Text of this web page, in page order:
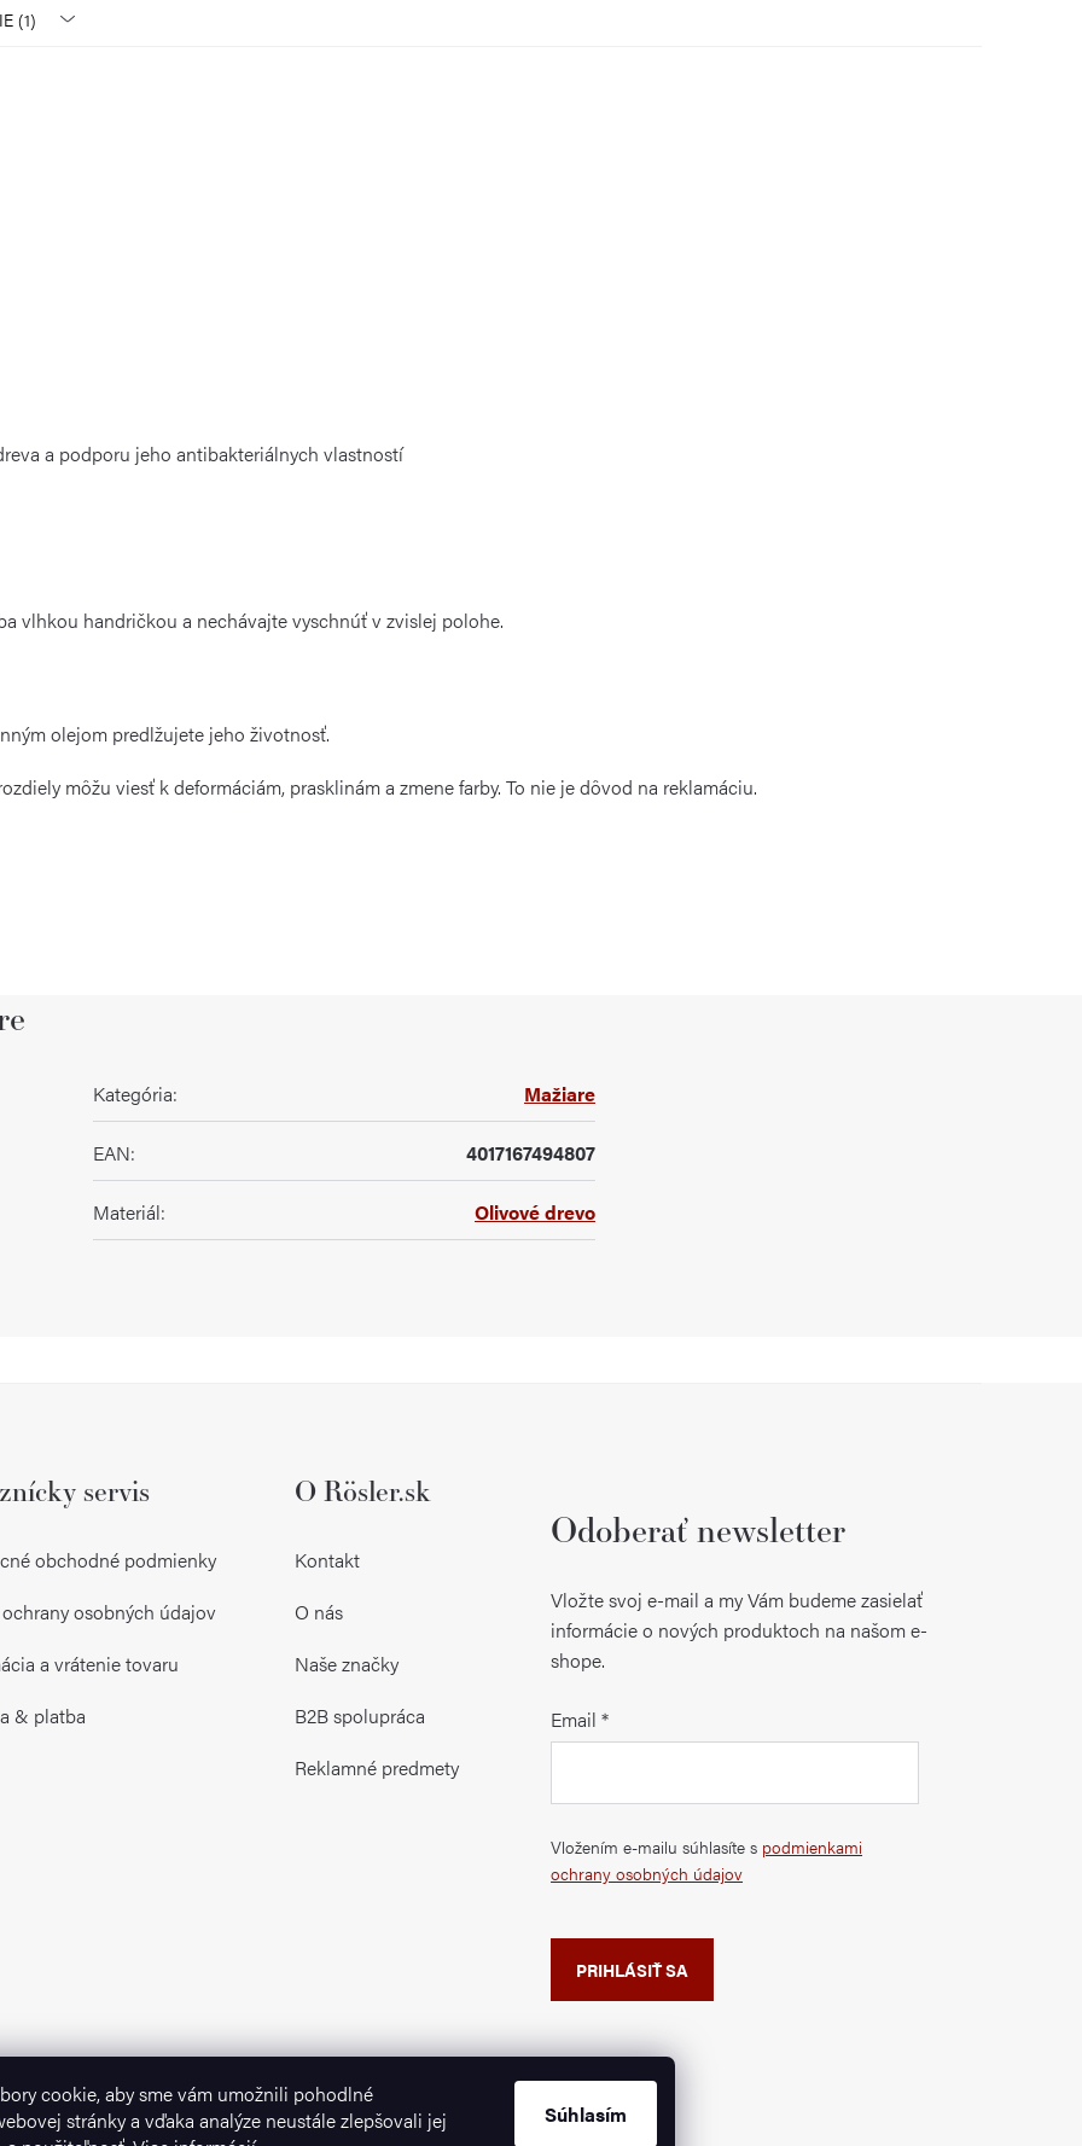
cookie, aby sme vám umožnili pohodlné
stránky a vďaka analýze neustále zlepšovali jej
Súhlasím
(1)
a podporu jeho antibakteriálnych vlastností
vlhkou handričkou a nechávajte vyschnúť v zvislej polohe.
olejom predlžujete jeho životnosť.
môžu viesť k deformáciám, prasklinám a zmene farby. To nie je dôvod na reklamáciu.
Kategória: Mažiare
EAN: 4017167494807
Materiál: Olivové drevo
servis
obchodné podmienky
osobných údajov
a vrátenie tovaru
& platba
O Rösler.sk
Kontakt
O nás
Naše značky
B2B spolupráca
Reklamné predmety
Odoberať newsletter
Vložte svoj e-mail a my Vám budeme zasielať
informácie o nových produktoch na našom e-
shope.
Email
Vložením e-mailu súhlasíte s podmienkami
ochrany osobných údajov
PRIHLÁSIŤ SA